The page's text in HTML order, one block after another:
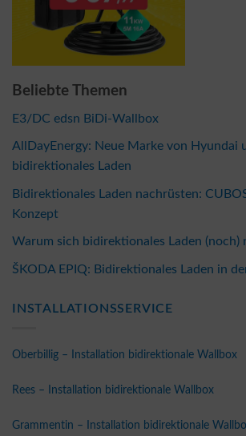
Beliebte Themen
E3/DC edsn BiDi-Wallbox
AllDayEnergy: Neue Marke von Hyundai
bidirektionales Laden
Bidirektionales Laden nachrüsten:
Konzept
Warum sich bidirektionales Laden
ŠKODA EPIQ: Bidirektionales Laden in
INSTALLATIONSSERVICE
Oberbillig – Installation bidirektionale Wallbox
Rees – Installation bidirektionale Wallbox
Grammentin – Installation bidirektionale